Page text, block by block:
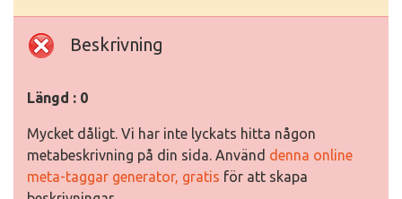
Beskrivning
Längd : 0
Mycket dåligt. Vi har inte lyckats hitta någon
metabeskrivning på din sida. Använd denna online
meta-taggar generator, gratis för att skapa